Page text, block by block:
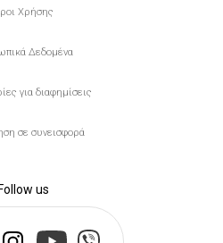
Υποσέλιδο
Χρήσης
Δεδομένα
για διαφημίσεις
σε συνεισφορά
Follow us